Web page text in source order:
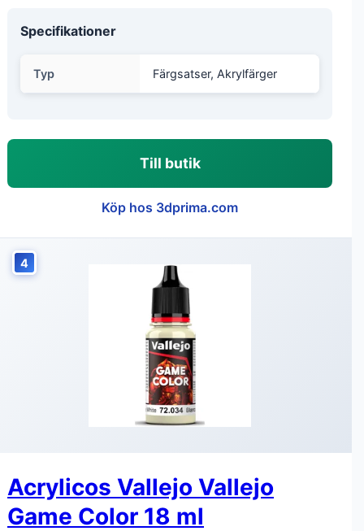
Specifikationer
Typ Färgsatser, Akrylfärger
Till butik
Köp hos 3dprima.com
4
Acrylicos Vallejo Vallejo
Game Color 18 ml